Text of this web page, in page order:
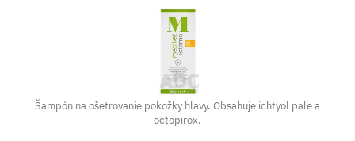
Šampón na ošetrovanie pokožky hlavy. Obsahuje ichtyol pale a
octopirox.